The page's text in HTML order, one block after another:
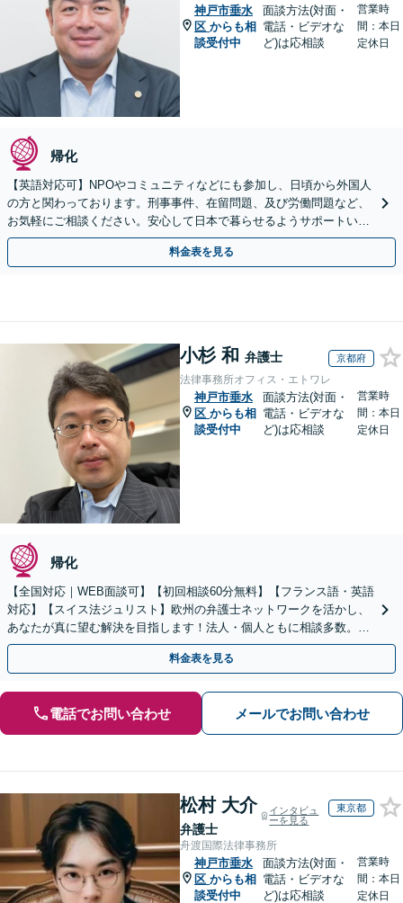
神戸市垂水
区 からも相
談受付中
面談方法(対面・
電話・ビデオな
ど)は応相談
営業時
間：本日
定休日
帰化
【英語対応可】NPOやコミュニティなどにも参加し、日頃から外国人
の方と関わっております。刑事事件、在留問題、及び労働問題など、
お気軽にご相談ください。安心して日本で暮らせるようサポートいた
します【夜間・休日相談OK】【北浜駅2分】
料金表を見る
小杉 和 弁護士 京都府
法律事務所オフィス・エトワレ
神戸市垂水
区 からも相
談受付中
面談方法(対面・
電話・ビデオな
ど)は応相談
営業時
間：本日
定休日
帰化
【全国対応｜WEB面談可】【初回相談60分無料】【フランス語・英語
対応】【スイス法ジュリスト】欧州の弁護士ネットワークを活かし、
あなたが真に望む解決を目指します！法人・個人ともに相談多数。細
やかな連絡と粘り強い交渉を徹底【休日・夜間相談可】
料金表を見る
電話でお問い合わせ メールでお問い合わせ
松村 大介
弁護士
インタビュ
ーを見る
東京都
舟渡国際法律事務所
神戸市垂水
区 からも相
談受付中
面談方法(対面・
電話・ビデオな
ど)は応相談
営業時
間：本日
定休日